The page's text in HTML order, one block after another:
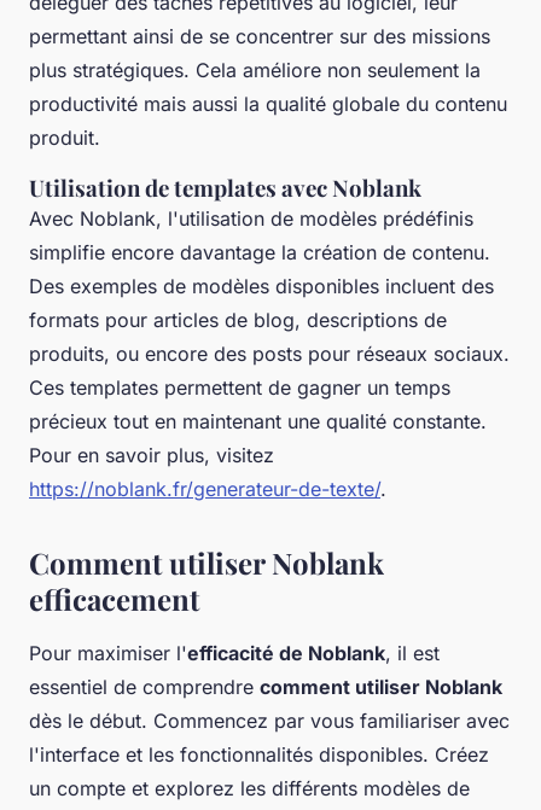
permettant ainsi de se concentrer sur des missions
plus stratégiques. Cela améliore non seulement la
productivité mais aussi la qualité globale du contenu
produit.
Utilisation de templates avec Noblank
Avec Noblank, l'utilisation de modèles prédéfinis
simplifie encore davantage la création de contenu.
Des exemples de modèles disponibles incluent des
formats pour articles de blog, descriptions de
produits, ou encore des posts pour réseaux sociaux.
Ces templates permettent de gagner un temps
précieux tout en maintenant une qualité constante.
Pour en savoir plus, visitez
https://noblank.fr/generateur-de-texte/.
Comment utiliser Noblank
efficacement
Pour maximiser l'efficacité de Noblank, il est
essentiel de comprendre comment utiliser Noblank
dès le début. Commencez par vous familiariser avec
l'interface et les fonctionnalités disponibles. Créez
un compte et explorez les différents modèles de